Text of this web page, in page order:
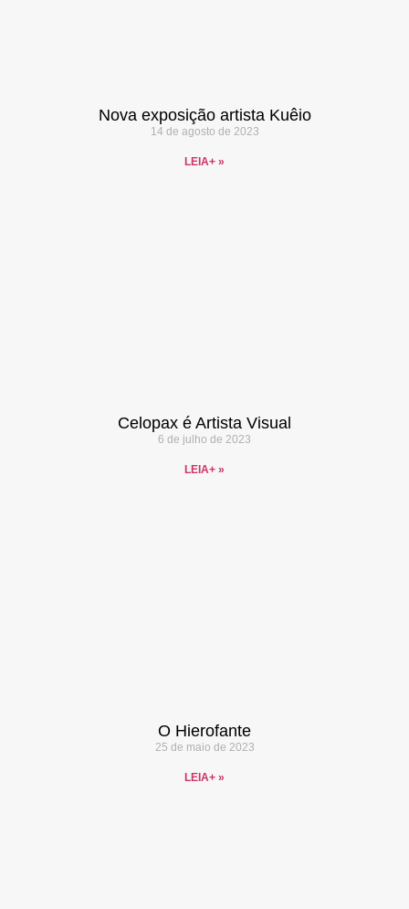
Nova exposição artista Kuêio
14 de agosto de 2023
LEIA+ »
Celopax é Artista Visual
6 de julho de 2023
LEIA+ »
O Hierofante
25 de maio de 2023
LEIA+ »